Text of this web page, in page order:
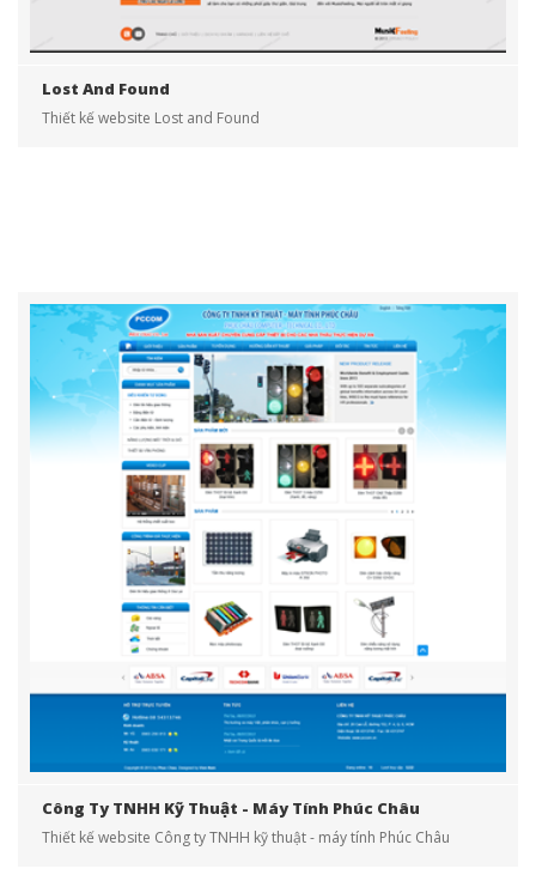
Lost And Found
Thiết kế website Lost and Found
Công Ty TNHH Kỹ Thuật - Máy Tính Phúc Châu
Thiết kế website Công ty TNHH kỹ thuật - máy tính Phúc Châu